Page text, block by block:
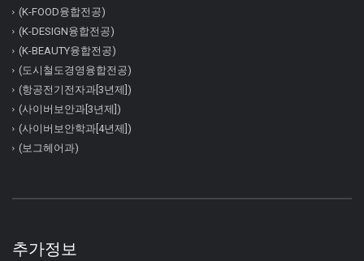
(K-FOOD융합전공)
(K-DESIGN융합전공)
(K-BEAUTY융합전공)
(도시철도경영융합전공)
(항공전기전자과[3년제])
(사이버보안과[3년제])
(사이버보안학과[4년제])
(보그헤어과)
추가정보